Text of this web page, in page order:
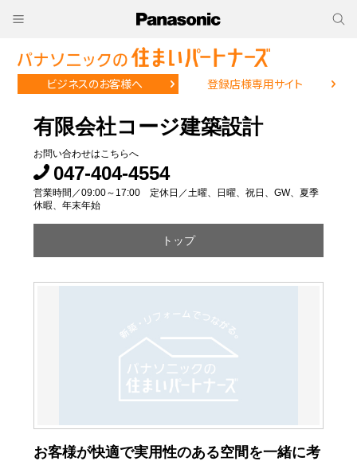
ビジネスのお客様へ 登録店様専用サイト
有限会社コージ建築設計
お問い合わせはこちらへ
047-404-4554
営業時間／09:00～17:00 定休日／土曜、日曜、祝日、GW、夏季
休暇、年末年始
トップ
お客様が快適で実用性のある空間を一緒に考